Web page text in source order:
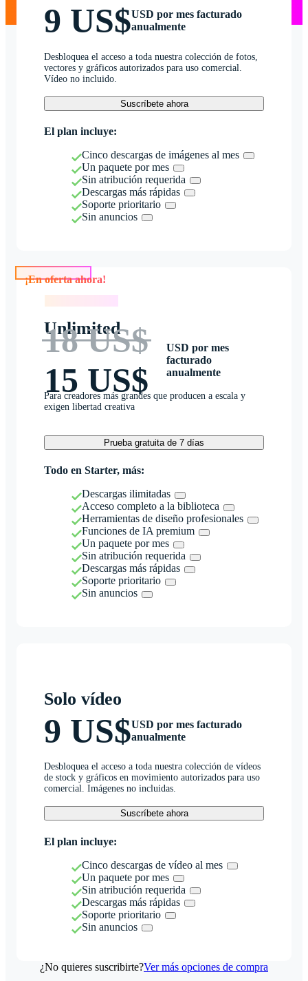
9 US$USD por mes facturado
anualmente
Desbloquea el acceso a toda nuestra colección de fotos,
vectores y gráficos autorizados para uso comercial.
Vídeo no incluido.
Suscríbete ahora
El plan incluye:
Cinco descargas de imágenes al mes
Un paquete por mes
Sin atribución requerida
Descargas más rápidas
Soporte prioritario
Sin anuncios
Unlimited
18 US$
15 US$
USD por mes
facturado
anualmente
Para creadores más grandes que producen a escala y
exigen libertad creativa
Prueba gratuita de 7 días
Todo en Starter, más:
Descargas ilimitadas
Acceso completo a la biblioteca
Herramientas de diseño profesionales
Funciones de IA premium
Un paquete por mes
Sin atribución requerida
Descargas más rápidas
Soporte prioritario
Sin anuncios
Solo vídeo
9 US$USD por mes facturado
anualmente
Desbloquea el acceso a toda nuestra colección de vídeos
de stock y gráficos en movimiento autorizados para uso
comercial. Imágenes no incluidas.
Suscríbete ahora
El plan incluye:
Cinco descargas de vídeo al mes
Un paquete por mes
Sin atribución requerida
Descargas más rápidas
Soporte prioritario
Sin anuncios
¿No quieres suscribirte?Ver más opciones de compra